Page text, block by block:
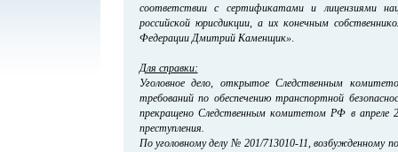
соответствии с сертификатами и лицензиями
российской юрисдикции, а их конечным
Федерации Дмитрий Каменщик».
Для справки:
Уголовное дело, открытое Следственным
требований по обеспечению транспортной
прекращено Следственным комитетом РФ в апреле
преступления.
По уголовному делу № 201/713010-11,